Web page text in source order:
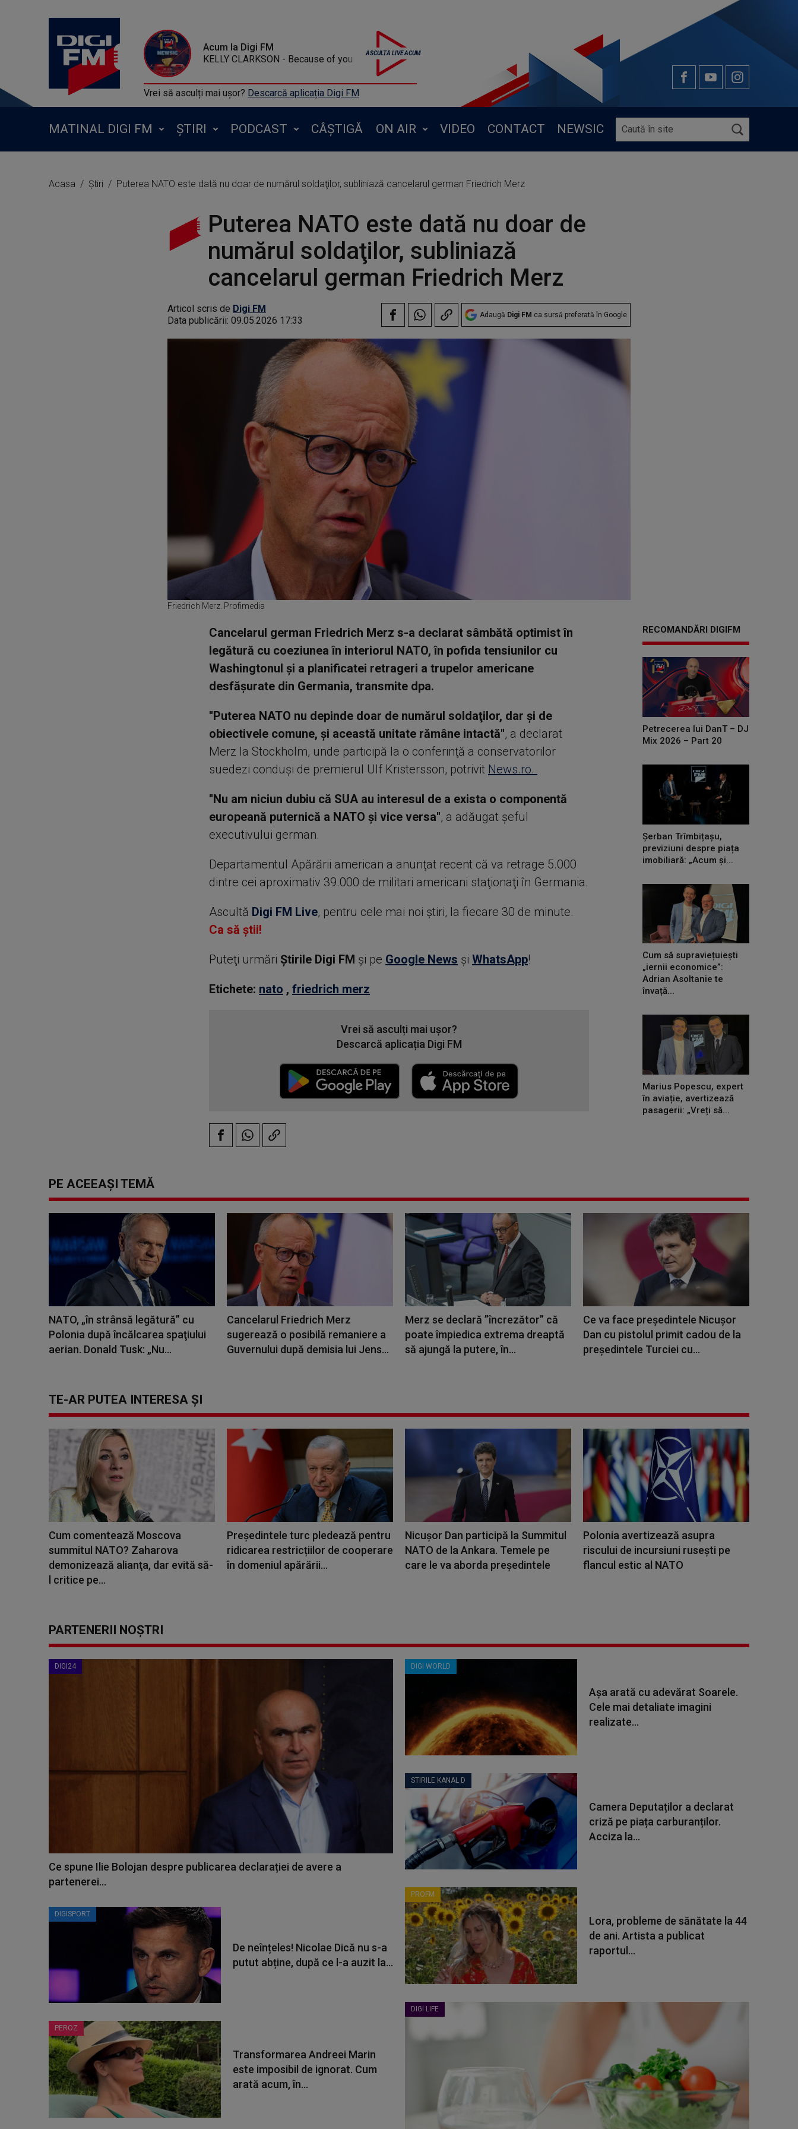
Acum la Digi FM
KELLY CLARKSON - Because of you
Vrei să asculți mai ușor? Descarcă aplicația Digi FM
MATINAL DIGI FM ȘTIRI PODCAST CÂȘTIGĂ ON AIR VIDEO CONTACT NEWSIC
Acasa Știri Puterea NATO este dată nu doar de numărul soldaţilor, subliniază cancelarul german Friedrich Merz
Puterea NATO este dată nu doar de
numărul soldaţilor, subliniază
cancelarul german Friedrich Merz
Articol scris de Digi FM
Data publicării: 09.05.2026 17:33 Adaugă Digi FM ca sursă preferată în Google
Friedrich Merz. Profimedia
Cancelarul german Friedrich Merz s-a declarat sâmbătă optimist în
legătură cu coeziunea în interiorul NATO, în pofida tensiunilor cu
Washingtonul şi a planificatei retrageri a trupelor americane
desfăşurate din Germania, transmite dpa.
''Puterea NATO nu depinde doar de numărul soldaţilor, dar şi de
obiectivele comune, şi această unitate rămâne intactă'', a declarat
Merz la Stockholm, unde participă la o conferinţă a conservatorilor
suedezi conduşi de premierul Ulf Kristersson, potrivit News.ro.
''Nu am niciun dubiu că SUA au interesul de a exista o componentă
europeană puternică a NATO şi vice versa'', a adăugat şeful
executivului german.
Departamentul Apărării american a anunţat recent că va retrage 5.000
dintre cei aproximativ 39.000 de militari americani staţionaţi în Germania.
Ascultă Digi FM Live, pentru cele mai noi știri, la fiecare 30 de minute.
Ca să știi!
Puteţi urmări Știrile Digi FM şi pe Google News şi WhatsApp!
Etichete: nato , friedrich merz
Vrei să asculți mai ușor?
Descarcă aplicația Digi FM
RECOMANDĂRI DIGIFM
Petrecerea lui DanT – DJ
Mix 2026 – Part 20
Șerban Trîmbițașu,
previziuni despre piața
imobiliară: „Acum și...
Cum să supraviețuiești
„iernii economice”:
Adrian Asoltanie te
învață...
Marius Popescu, expert
în aviație, avertizează
pasagerii: „Vreți să...
PE ACEEAȘI TEMĂ
NATO, „în strânsă legătură” cu
Polonia după încălcarea spaţiului
aerian. Donald Tusk: „Nu...
Cancelarul Friedrich Merz
sugerează o posibilă remaniere a
Guvernului după demisia lui Jens...
Merz se declară ”încrezător” că
poate împiedica extrema dreaptă
să ajungă la putere, în...
Ce va face preşedintele Nicuşor
Dan cu pistolul primit cadou de la
preşedintele Turciei cu...
TE-AR PUTEA INTERESA ȘI
Cum comentează Moscova
summitul NATO? Zaharova
demonizează alianţa, dar evită să-
l critice pe...
Președintele turc pledează pentru
ridicarea restricțiilor de cooperare
în domeniul apărării...
Nicuşor Dan participă la Summitul
NATO de la Ankara. Temele pe
care le va aborda președintele
Polonia avertizează asupra
riscului de incursiuni ruseşti pe
flancul estic al NATO
PARTENERII NOȘTRI
DIGI24
Ce spune Ilie Bolojan despre publicarea declarației de avere a
partenerei...
DIGISPORT
De neînțeles! Nicolae Dică nu s-a
putut abține, după ce l-a auzit la...
PEROZ
Transformarea Andreei Marin
este imposibil de ignorat. Cum
arată acum, în...
DIGI WORLD
Așa arată cu adevărat Soarele.
Cele mai detaliate imagini
realizate...
STIRILE KANAL D
Camera Deputaților a declarat
criză pe piața carburanților.
Acciza la...
PROFM
Lora, probleme de sănătate la 44
de ani. Artista a publicat
raportul...
DIGI LIFE